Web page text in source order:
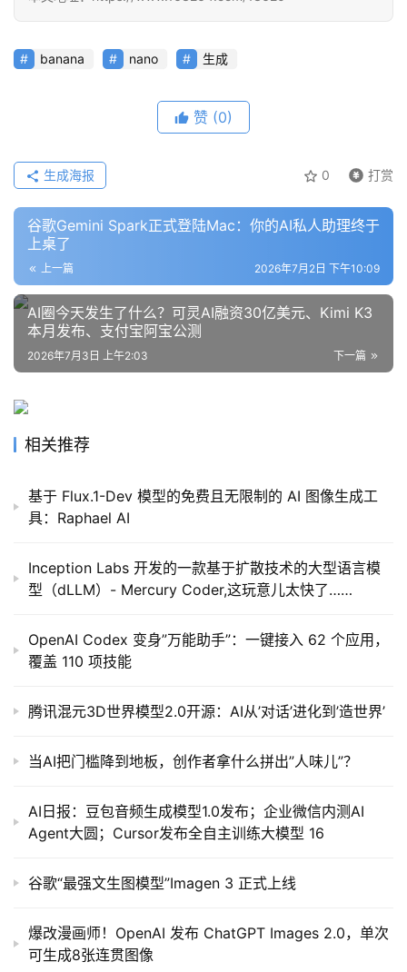
banana nano 生成
赞 (0)
0 打赏
生成海报
谷歌Gemini Spark正式登陆Mac：你的AI私人助理终于
上桌了
上一篇 2026年7月2日 下午10:09
AI圈今天发生了什么？可灵AI融资30亿美元、Kimi K3
本月发布、支付宝阿宝公测
下一篇
2026年7月3日 上午2:03
相关推荐
基于 Flux.1-Dev 模型的免费且无限制的 AI 图像生成工
具：Raphael AI
Inception Labs 开发的一款基于扩散技术的大型语言模
型（dLLM）- Mercury Coder,这玩意儿太快了……
OpenAI Codex 变身”万能助手”：一键接入 62 个应用，
覆盖 110 项技能
腾讯混元3D世界模型2.0开源：AI从’对话’进化到’造世界’
当AI把门槛降到地板，创作者拿什么拼出”人味儿”？
AI日报：豆包音频生成模型1.0发布；企业微信内测AI
Agent大圆；Cursor发布全自主训练大模型 16
谷歌“最强文生图模型”Imagen 3 正式上线
爆改漫画师！OpenAI 发布 ChatGPT Images 2.0，单次
可生成8张连贯图像